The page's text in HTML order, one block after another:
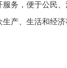
务，便于公民
产、生活和经